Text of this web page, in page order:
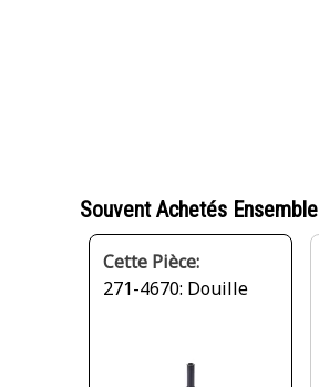
Souvent Achetés Ensemble
Cette Pièce:
271-4670: Douille